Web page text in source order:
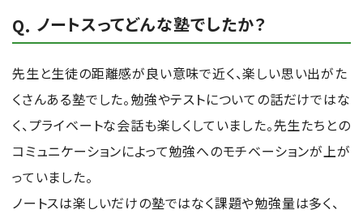
ノートスってどんな塾でしたか？
先生と生徒の距離感が良い意味で近く、楽しい思い出がた
くさんある塾でした。勉強やテストについての話だけではな
く、プライベートな会話も楽しくしていました。先生たちとの
コミュニケーションによって勉強へのモチベーションが上が
っていました。
ノートスは楽しいだけの塾ではなく課題や勉強量は多く、